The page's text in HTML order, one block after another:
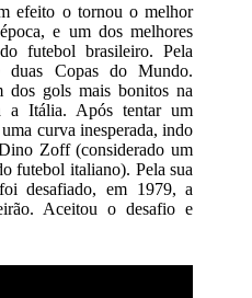
efeito o tornou o melhor
e um dos melhores
futebol brasileiro. Pela
duas Copas do Mundo.
gols mais bonitos na
a Itália. Após tentar um
curva inesperada, indo
Zoff (considerado um
futebol italiano). Pela sua
desafiado, em 1979, a
Aceitou o desafio e